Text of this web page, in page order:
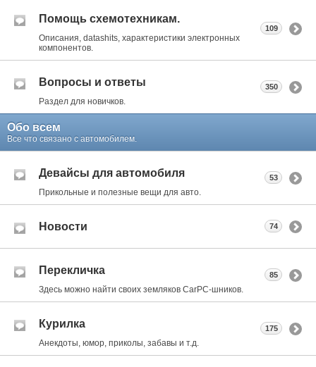
Помощь схемотехникам.
Описания, datashits, характеристики электронных
компонентов.
109
Вопросы и ответы
Раздел для новичков.
350
Обо всем
Все что связано с автомобилем.
Девайсы для автомобиля
Прикольные и полезные вещи для авто.
53
Новости 74
Перекличка
Здесь можно найти своих земляков CarPC-шников.
85
Курилка
Анекдоты, юмор, приколы, забавы и т.д.
175